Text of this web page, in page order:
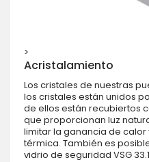
>
Acristalamiento
Los cristales de nuestras
los cristales están unidos
de ellos están recubiertos
que proporcionan luz
limitar la ganancia de
térmica. También es
vidrio de seguridad VSG 33.1